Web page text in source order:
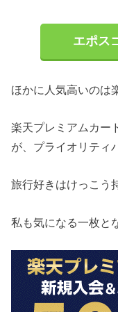
エポス
ほかに人気高いのは
楽天プレミアムカー
が、プライオリティ
旅行好きはけっこう
私も気になる一枚と